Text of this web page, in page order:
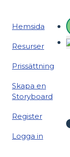
Hemsida
Resurser
Prissättning
Skapa en
Storyboard
Register
Logga in